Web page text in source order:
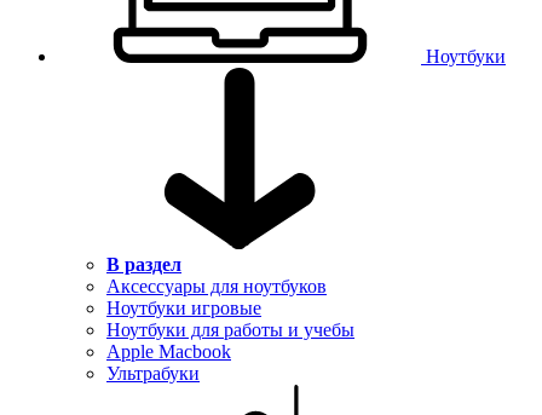
Ноутбуки
В раздел
Аксессуары для ноутбуков
Ноутбуки игровые
Ноутбуки для работы и учебы
Apple Macbook
Ультрабуки